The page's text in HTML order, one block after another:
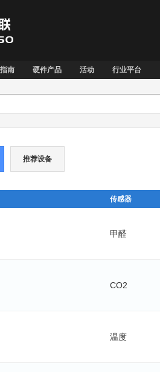
南 硬件产品 活动 行业平台
推荐设备
传感器
甲醛
CO2
温度